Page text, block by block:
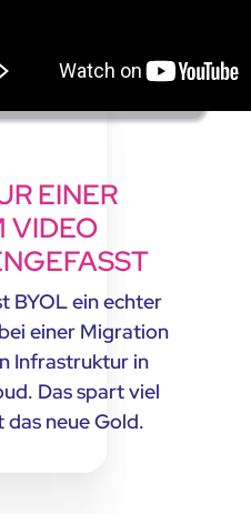
EINER
VIDEO
BYOL ein echter
einer Migration
Infrastruktur in
Das spart viel
das neue Gold.